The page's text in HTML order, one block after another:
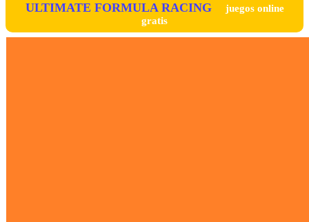
ULTIMATE FORMULA RACING
juegos online
gratis